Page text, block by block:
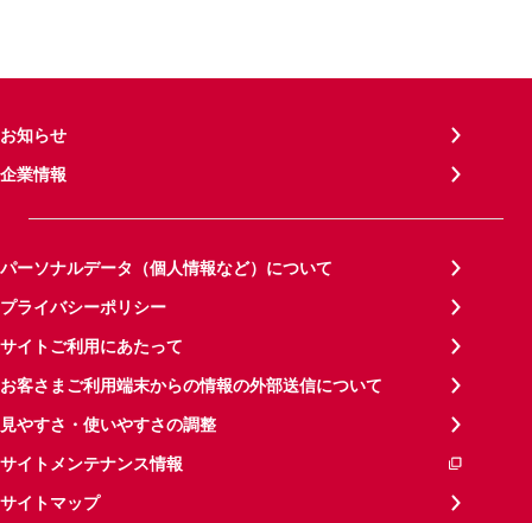
お知らせ
企業情報
パーソナルデータ（個人情報など）について
プライバシーポリシー
サイトご利用にあたって
お客さまご利用端末からの情報の外部送信について
見やすさ・使いやすさの調整
サイトメンテナンス情報
サイトマップ